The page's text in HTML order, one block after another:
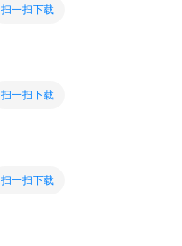
扫一扫下载
扫一扫下载
扫一扫下载